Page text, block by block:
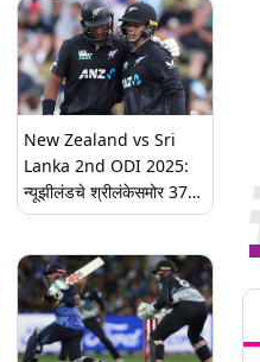
New Zealand vs Sri
Lanka 2nd ODI 2025:
न्यूझीलंडचे श्रीलंकेसमोर 37
षटकांत 256 धावांचे आव्हान,
थेक्षानाचे 4 विकेट